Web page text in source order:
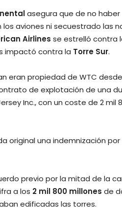
asegura que de no haber
aviones ni secuestrado las
Airlines se estrelló contra
impactó contra la Torre Sur.
eran propiedad de WTC
de explotación de una
Inc., con un coste de 2 mil
original una indemnización
previo por la mitad de la
a los 2 mil 800 millones de
edificadas las torres.